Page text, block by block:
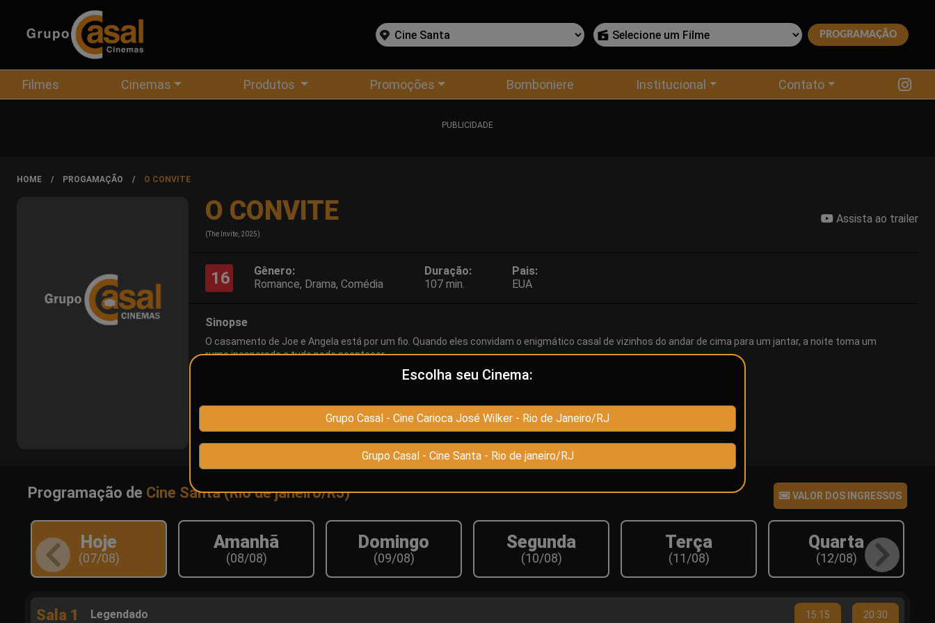
Filmes Cinemas Produtos Promoções Bomboniere Institucional Contato
PUBLICIDADE
HOME PROGAMAÇÃO O CONVITE
O CONVITE
(The Invite, 2025)
Assista ao trailer
16
Gênero:
Romance, Drama, Comédia
Duração:
107 min.
Pais:
EUA
Sinopse
O casamento de Joe e Angela está por um fio. Quando eles convidam o enigmático casal de vizinhos do andar de cima para um jantar, a noite toma um
rumo inesperado e tudo pode acontecer.
Roteiro
Programação de Cine Santa (Rio de janeiro/RJ) VALOR DOS INGRESSOS
Hoje
(07/08)
Amanhã
(08/08)
Domingo
(09/08)
Segunda
(10/08)
Terça
(11/08)
Quarta
(12/08)
Sala 1 Legendado 15:15 20:30
Escolha seu Cinema:
Grupo Casal - Cine Carioca José Wilker - Rio de Janeiro/RJ
Grupo Casal - Cine Santa - Rio de janeiro/RJ